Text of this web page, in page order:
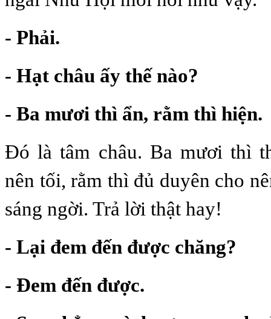
- Phải.
- Hạt châu ấy thế nào?
- Ba mươi thì ẩn, rằm thì hiện.
Đó là tâm châu. Ba mươi thì
nên tối, rằm thì đủ duyên cho
sáng ngời. Trả lời thật hay!
- Lại đem đến được chăng?
- Đem đến được.